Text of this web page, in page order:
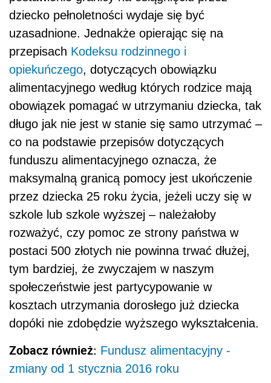
dziecko pełnoletności wydaje się być
uzasadnione. Jednakże opierając się na
przepisach Kodeksu rodzinnego i
opiekuńczego, dotyczących obowiązku
alimentacyjnego według których rodzice mają
obowiązek pomagać w utrzymaniu dziecka, tak
długo jak nie jest w stanie się samo utrzymać –
co na podstawie przepisów dotyczących
funduszu alimentacyjnego oznacza, że
maksymalną granicą pomocy jest ukończenie
przez dziecka 25 roku życia, jeżeli uczy się w
szkole lub szkole wyższej – należałoby
rozważyć, czy pomoc ze strony państwa w
postaci 500 złotych nie powinna trwać dłużej,
tym bardziej, że zwyczajem w naszym
społeczeństwie jest partycypowanie w
kosztach utrzymania dorosłego już dziecka
dopóki nie zdobędzie wyższego wykształcenia.
Zobacz również: Fundusz alimentacyjny -
zmiany od 1 stycznia 2016 roku